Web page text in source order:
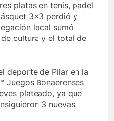
platas en tenis, padel
3×3 perdió y
local sumó
cultura y el total de
deporte de Pilar en la
Juegos Bonaerenses
plateado, ya que
3 nuevas